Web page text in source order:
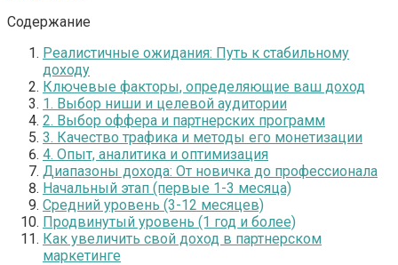
Содержание
Реалистичные ожидания: Путь к стабильному
доходу
Ключевые факторы, определяющие ваш доход
1. Выбор ниши и целевой аудитории
2. Выбор оффера и партнерских программ
3. Качество трафика и методы его монетизации
4. Опыт, аналитика и оптимизация
Диапазоны дохода: От новичка до профессионала
Начальный этап (первые 1-3 месяца)
Средний уровень (3-12 месяцев)
Продвинутый уровень (1 год и более)
Как увеличить свой доход в партнерском
маркетинге